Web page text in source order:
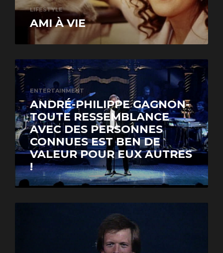
LIFESTYLE
AMI À VIE
ENTERTAINMENT
ANDRÉ-PHILIPPE GAGNON-
TOUTE RESSEMBLANCE
AVEC DES PERSONNES
CONNUES EST BEN DE
VALEUR POUR EUX AUTRES
!